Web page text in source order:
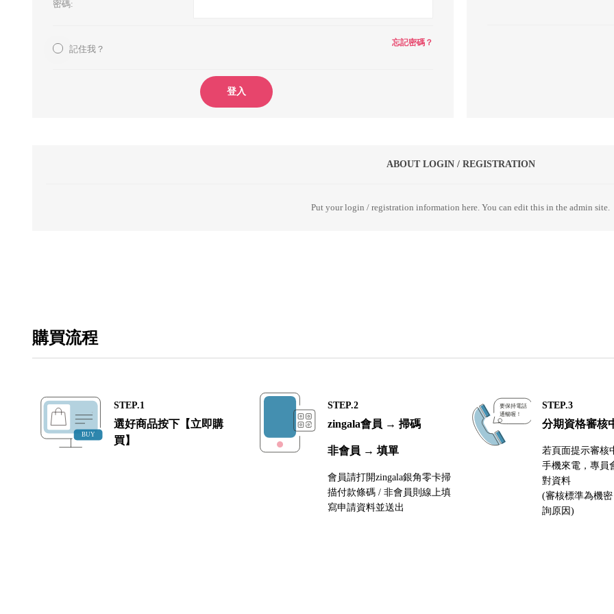
密碼:
記住我？
忘記密碼？
登入
ABOUT LOGIN / REGISTRATION
Put your login / registration information here. You can edit this in the admin site.
購買流程
STEP.1
選好商品按下【立即購
買】
STEP.2
zingala會員 → 掃碼
非會員 → 填單
會員請打開zingala銀角零卡掃
描付款條碼 / 非會員則線上填
寫申請資料並送出
STEP.3
分期資格審核
若頁面提示審核
手機來電，專員
對資料
(審核標準為機
詢原因)